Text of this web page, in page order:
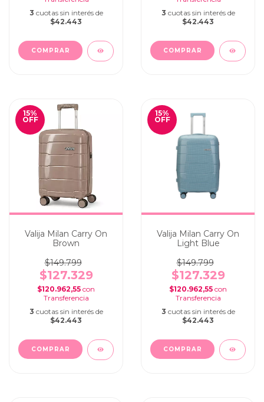
3 cuotas sin interés de
$42.443
3 cuotas sin interés de
$42.443
15%
OFF
Valija Milan Carry On
Brown
$149.799
$127.329
$120.962,55 con
3 cuotas sin interés de
$42.443
15%
OFF
Valija Milan Carry On
Light Blue
$149.799
$127.329
$120.962,55 con
3 cuotas sin interés de
$42.443